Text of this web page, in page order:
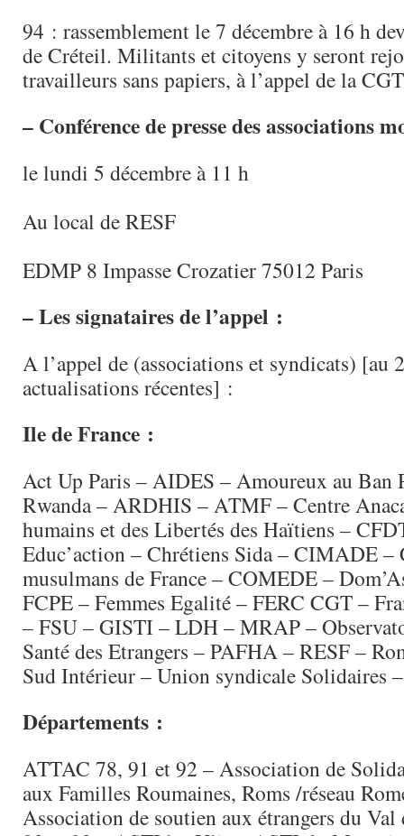
94 : rassemblement le 7 décembre à 16 h
de Créteil. Militants et citoyens y seront
travailleurs sans papiers, à l’appel de la
– Conférence de presse des associations
le lundi 5 décembre à 11 h
Au local de RESF
EDMP 8 Impasse Crozatier 75012 Paris
– Les signataires de l’appel :
A l’appel de (associations et syndicats) [au
actualisations récentes] :
Ile de France :
Act Up Paris – AIDES – Amoureux au
Rwanda – ARDHIS – ATMF – Centre
humains et des Libertés des Haïtiens –
Educ’action – Chrétiens Sida – CIMADE –
musulmans de France – COMEDE –
FCPE – Femmes Egalité – FERC CGT –
– FSU – GISTI – LDH – MRAP –
Santé des Etrangers – PAFHA – RESF –
Sud Intérieur – Union syndicale Solidaires
Départements :
ATTAC 78, 91 et 92 – Association de
aux Familles Roumaines, Roms /réseau
Association de soutien aux étrangers du